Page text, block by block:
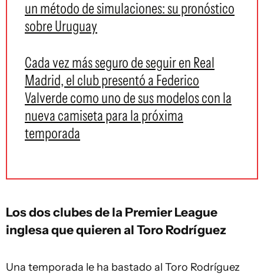
un método de simulaciones: su pronóstico
sobre Uruguay
Cada vez más seguro de seguir en Real
Madrid, el club presentó a Federico
Valverde como uno de sus modelos con la
nueva camiseta para la próxima
temporada
Los dos clubes de la Premier League
inglesa que quieren al Toro Rodríguez
Una temporada le ha bastado al Toro Rodríguez